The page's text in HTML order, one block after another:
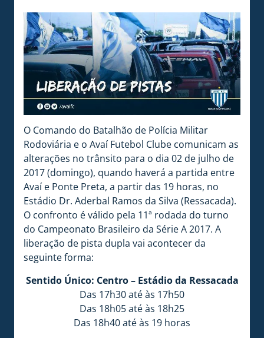
O Comando do Batalhão de Polícia Militar
Rodoviária e o Avaí Futebol Clube comunicam as
alterações no trânsito para o dia 02 de julho de
2017 (domingo), quando haverá a partida entre
Avaí e Ponte Preta, a partir das 19 horas, no
Estádio Dr. Aderbal Ramos da Silva (Ressacada).
O confronto é válido pela 11ª rodada do turno
do Campeonato Brasileiro da Série A 2017. A
liberação de pista dupla vai acontecer da
seguinte forma:
Sentido Único: Centro – Estádio da Ressacada
Das 17h30 até às 17h50
Das 18h05 até às 18h25
Das 18h40 até às 19 horas